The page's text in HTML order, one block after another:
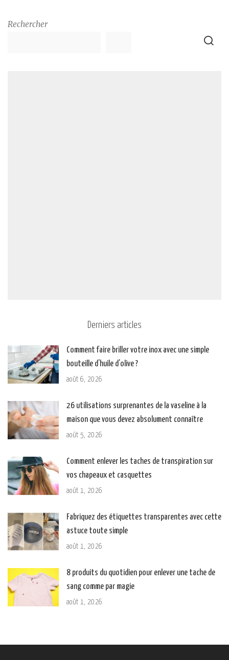
Rechercher
Derniers articles
Comment faire briller votre inox avec une simple
bouteille d’huile d’olive ?
août 6, 2026
26 utilisations surprenantes de la vaseline à la
maison que vous devez absolument connaître
août 5, 2026
Comment enlever les taches de transpiration sur
vos chapeaux et casquettes
août 1, 2026
Fabriquez des étiquettes transparentes avec cette
astuce toute simple
août 1, 2026
8 produits du quotidien pour enlever une tache de
sang comme par magie
août 1, 2026